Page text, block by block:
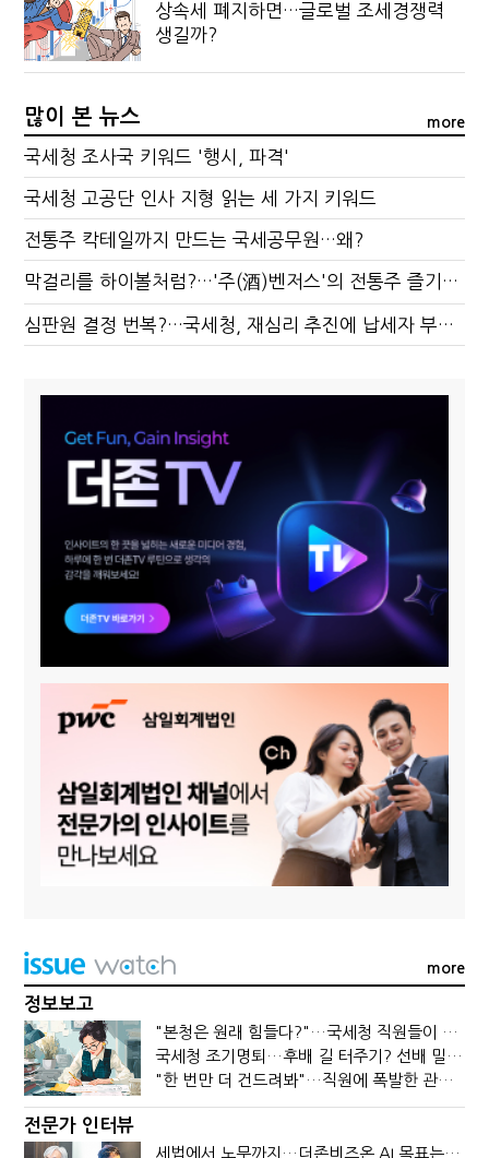
상속세 폐지하면…글로벌 조세경쟁력
생길까?
많이 본 뉴스 more
국세청 조사국 키워드 '행시, 파격'
국세청 고공단 인사 지형 읽는 세 가지 키워드
전통주 칵테일까지 만드는 국세공무원…왜?
막걸리를 하이볼처럼?…'주(酒)벤저스'의 전통주 즐기는 법
심판원 결정 번복?…국세청, 재심리 추진에 납세자 부담 우려
more
정보보고
"본청은 원래 힘들다?"…국세청 직원들이 떠나는 이유
국세청 조기명퇴…후배 길 터주기? 선배 밀어내기?
"한 번만 더 건드려봐"…직원에 폭발한 관세청장, 왜?
전문가 인터뷰
세법에서 노무까지…더존비즈온 AI 목표는 '전문가의 시간'